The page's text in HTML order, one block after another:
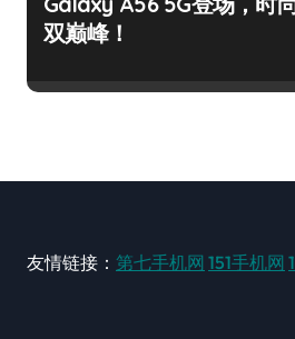
双巅峰！
友情链接： 第七手机网 151手机网